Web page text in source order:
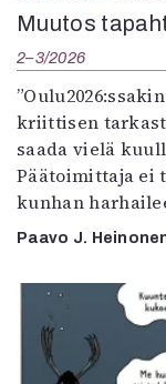
Muutos
2–3/2026
kriittisen
saada vielä
Päätoimittaja ei
kunhan
Paavo J.